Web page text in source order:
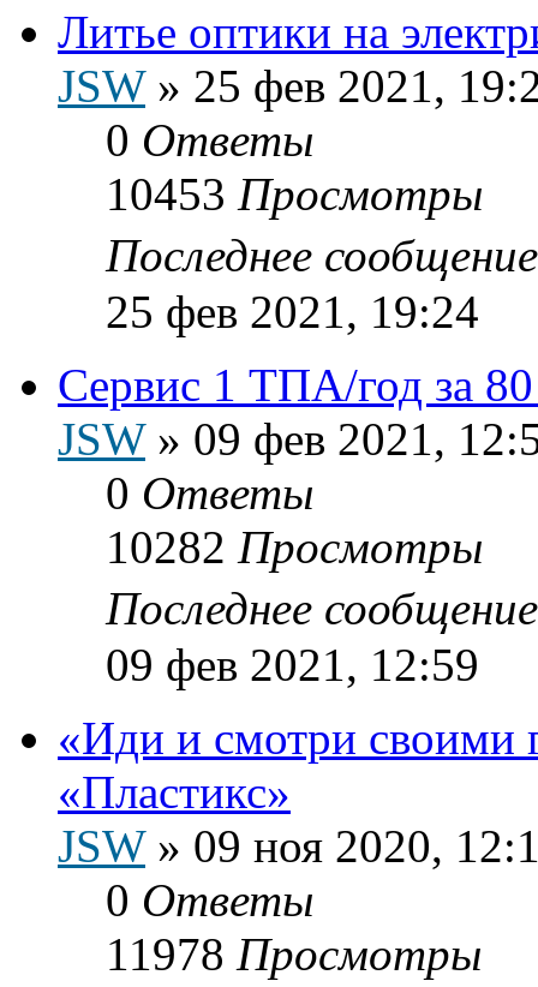
Литье оптики на
JSW» 25 фев 2021,
0 Ответы
10453 Просмотры
Последнее
25 фев 2021, 19:24
Сервис 1 ТПА/год за
JSW» 09 фев 2021,
0 Ответы
10282 Просмотры
Последнее
09 фев 2021, 12:59
«Иди и смотри своими
«Пластикс»
JSW» 09 ноя 2020,
0 Ответы
11978 Просмотры